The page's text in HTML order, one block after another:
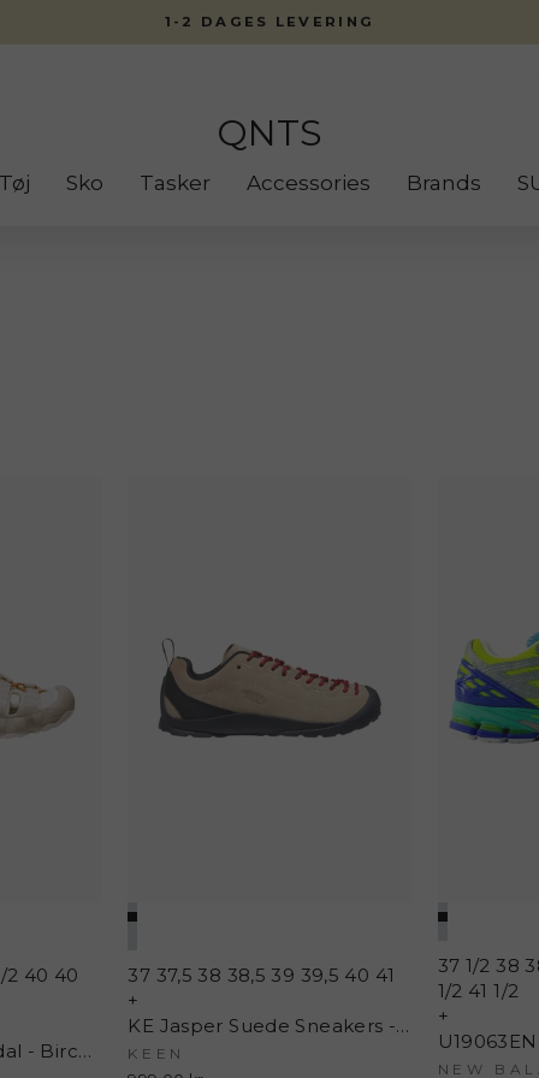
1-2 DAGES LEVERING
QNTS
Tøj Sko Tasker Accessories Brands
2 40 40
Hyperport H2 Sandal - Birch/Plaza Taupe - KEEN
37 37,538 38,539 39,5 40 41
+
KE Jasper Suede Sneakers - Silver Mink - KEEN
KEEN
37 1/238
1/2 41 1/2
+
NEW